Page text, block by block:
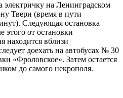
электричку на Ленинградском
Твери (время в пути
Следующая остановка —
от остановки
находится вблизи
доехать на автобусах № 30
«Фроловское». Затем остается
до самого некрополя.